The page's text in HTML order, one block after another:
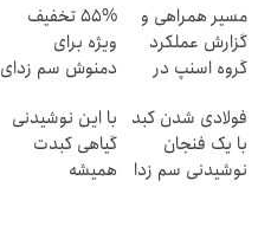
مسیر همراهی و
گزارش عملکرد
گروه اسنپ در
55% تخفیف
ویژه برای
دمنوش سم زدای
محدود) فولادی شدن کبد
با یک فنجان
نوشیدنی سم زدا
با این نوشیدنی
گیاهی کبدت
همیشه